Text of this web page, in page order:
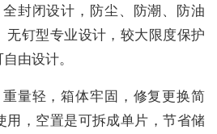
封闭设计，防尘、防潮、防油
无钉型专业设计，较大限度保护
由设计。
量轻，箱体牢固，修复更换简
用，空置是可拆成单片，节省储